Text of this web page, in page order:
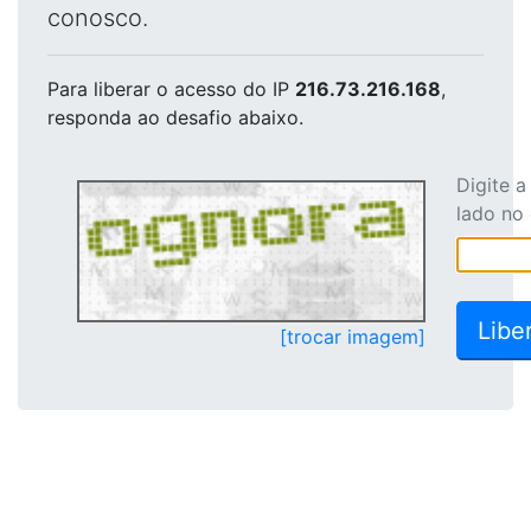
conosco.
Para liberar o acesso do IP 216.73.216.168,
responda ao desafio abaixo.
[trocar imagem]
Digite
lado no